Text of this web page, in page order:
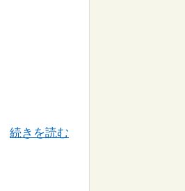
続きを読む